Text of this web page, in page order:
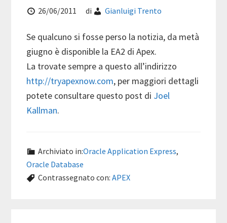
26/06/2011 di Gianluigi Trento
Se qualcuno si fosse perso la notizia, da metà
giugno è disponible la EA2 di Apex.
La trovate sempre a questo all’indirizzo
http://tryapexnow.com, per maggiori dettagli
potete consultare questo post di Joel
Kallman.
Archiviato in:Oracle Application Express,
Oracle Database
Contrassegnato con:APEX